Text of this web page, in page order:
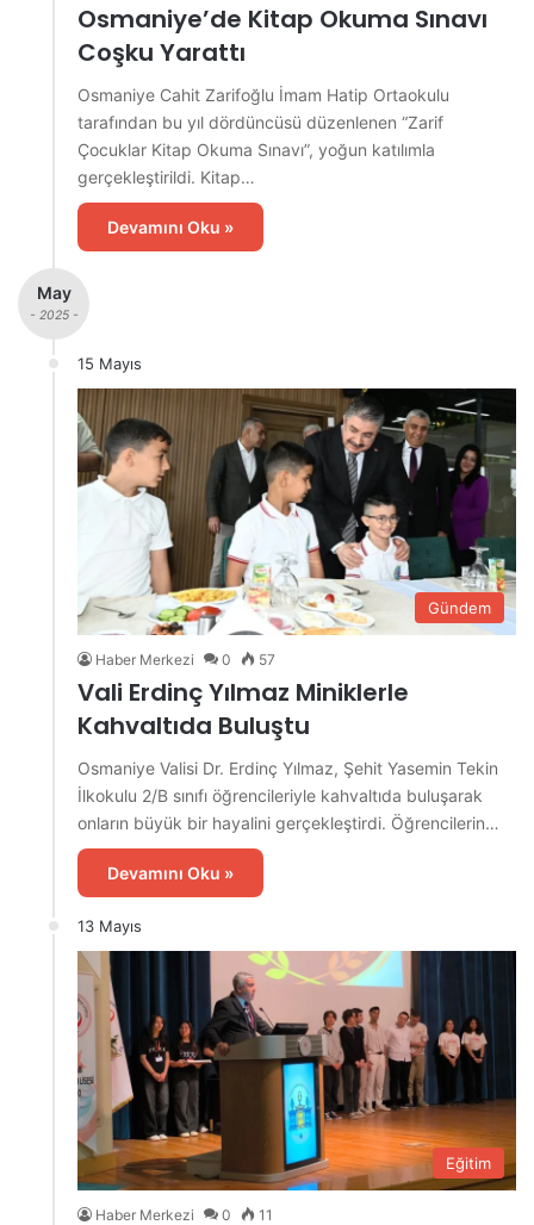
Osmaniye’de Kitap Okuma Sınavı
Coşku Yarattı
Osmaniye Cahit Zarifoğlu İmam Hatip Ortaokulu
tarafından bu yıl dördüncüsü düzenlenen “Zarif
Çocuklar Kitap Okuma Sınavı”, yoğun katılımla
gerçekleştirildi. Kitap…
Devamını Oku »
May
- 2025 -
15 Mayıs
Gündem
Haber Merkezi 0 57
Vali Erdinç Yılmaz Miniklerle
Kahvaltıda Buluştu
Osmaniye Valisi Dr. Erdinç Yılmaz, Şehit Yasemin Tekin
İlkokulu 2/B sınıfı öğrencileriyle kahvaltıda buluşarak
onların büyük bir hayalini gerçekleştirdi. Öğrencilerin…
Devamını Oku »
13 Mayıs
Eğitim
Haber Merkezi 0 11